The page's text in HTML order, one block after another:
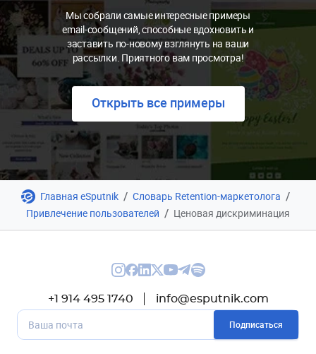
Мы собрали самые интересные примеры
email-сообщений, способные вдохновить и
заставить по-новому взглянуть на ваши
рассылки. Приятного вам просмотра!
Открыть все примеры
Главная eSputnik / Словарь Retention-маркетолога /
Привлечение пользователей / Ценовая дискриминация
+1 914 495 1740 info@esputnik.com
Подписаться